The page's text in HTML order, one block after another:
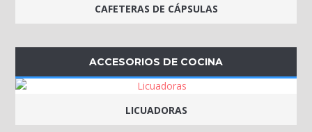
CAFETERAS DE CÁPSULAS
ACCESORIOS DE COCINA
LICUADORAS